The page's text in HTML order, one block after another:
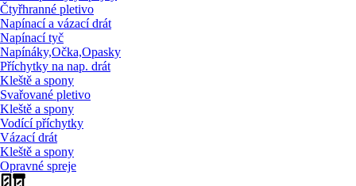
Čtyřhranné pletivo
Napínací a vázací drát
Napínací tyč
Napínáky,Očka,Opasky
Příchytky na nap. drát
Kleště a spony
Svařované pletivo
Kleště a spony
Vodící příchytky
Vázací drát
Kleště a spony
Opravné spreje